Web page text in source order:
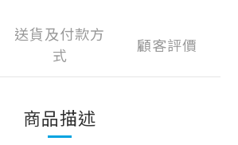
送貨及付款方
式
顧客評價
商品描述